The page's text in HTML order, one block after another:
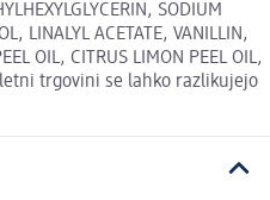
SODIUM
LINALYL ACETATE, VANILLIN,
OIL, CITRUS LIMON PEEL OIL,
trgovini se lahko razlikujejo